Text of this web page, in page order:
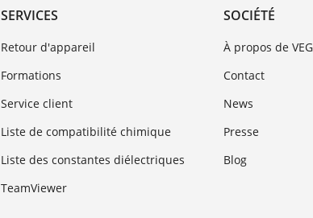
SERVICES
Retour d'appareil
Formations
Service client
Liste de compatibilité chimique
Liste des constantes diélectriques
TeamViewer
SOCIÉTÉ
À propos de
Contact
News
Presse
Blog